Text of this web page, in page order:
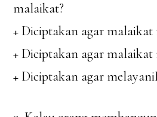
malaikat?
+ Diciptakan agar malaikat
+ Diciptakan agar malaikat
+ Diciptakan agar